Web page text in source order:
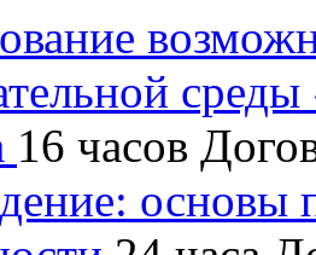
16 часов
основы